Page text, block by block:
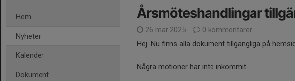
Hem
Nyheter
Kalender
Dokument
Årsmöteshandlingar
26 mar 2025
0 kommentarer
Hej. Nu finns alla dokument tillgängliga på
Några motioner har inte inkommit.